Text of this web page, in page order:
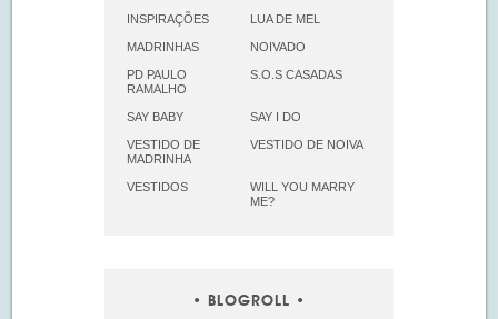
INSPIRAÇÕES LUA DE MEL
MADRINHAS NOIVADO
PD PAULO
RAMALHO
S.O.S CASADAS
SAY BABY SAY I DO
VESTIDO DE
MADRINHA
VESTIDO DE NOIVA
VESTIDOS
WILL YOU MARRY
ME?
BLOGROLL